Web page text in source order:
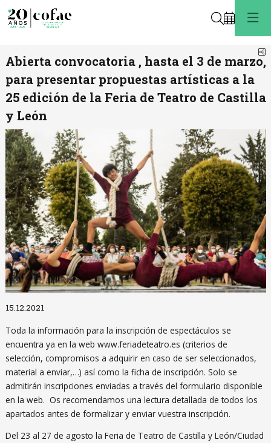
Buscar
Abierta convocatoria , hasta el 3 de marzo,
para presentar propuestas artísticas a la
25 edición de la Feria de Teatro de Castilla
y León
15.12.2021
Toda la información para la inscripción de espectáculos se
encuentra ya en la web www.feriadeteatro.es (criterios de
selección, compromisos a adquirir en caso de ser seleccionados,
material a enviar,…) así como la ficha de inscripción. Solo se
admitirán inscripciones enviadas a través del formulario disponible
en la web. Os recomendamos una lectura detallada de todos los
apartados antes de formalizar y enviar vuestra inscripción.
Del 23 al 27 de agosto la Feria de Teatro de Castilla y León/Ciudad